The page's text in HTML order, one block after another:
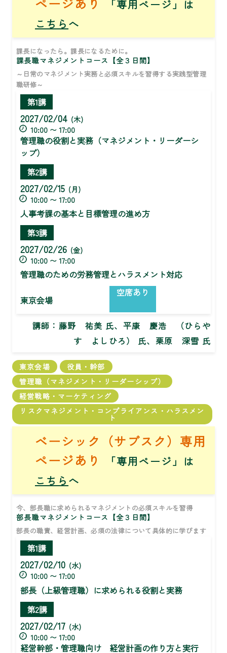
「専用ページ」は
こちら へ
課長になったら。課長になるために。
課長職マネジメントコース【全３日間】
～日常のマネジメント実務と必須スキルを習得する実践型管理
職研修～
第1講
2027/02/04 (木)
10:00 〜 17:00
管理職の役割と実務（マネジメント・リーダーシ
ップ）
第2講
2027/02/15 (月)
10:00 〜 17:00
人事考課の基本と目標管理の進め方
第3講
2027/02/26 (金)
10:00 〜 17:00
管理職のための労務管理とハラスメント対応
東京会場
空席あり
講師： 藤野 祐美 氏、平康 慶浩 （ひらや
す よしひろ） 氏、栗原 深雪 氏
東京会場
役員・幹部
管理職（マネジメント・リーダーシップ）
経営戦略・マーケティング
リスクマネジメント・コンプライアンス・ハラスメン
ト
ベーシック（サブスク）専用
ページあり
「専用ページ」は
こちら へ
今、部長職に求められるマネジメントの必須スキルを習得
部長職マネジメントコース【全３日間】
部長の職責、経営計画、必須の法律について具体的に学びます
第1講
2027/02/10 (水)
10:00 〜 17:00
部長（上級管理職）に求められる役割と実務
第2講
2027/02/17 (水)
10:00 〜 17:00
経営幹部・管理職向け 経営計画の作り方と実行